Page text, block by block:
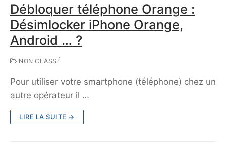
Débloquer téléphone Orange :
Désimlocker iPhone Orange,
Android … ?
NON CLASSÉ
Pour utiliser votre smartphone (téléphone) chez un
autre opérateur il …
LIRE LA SUITE →